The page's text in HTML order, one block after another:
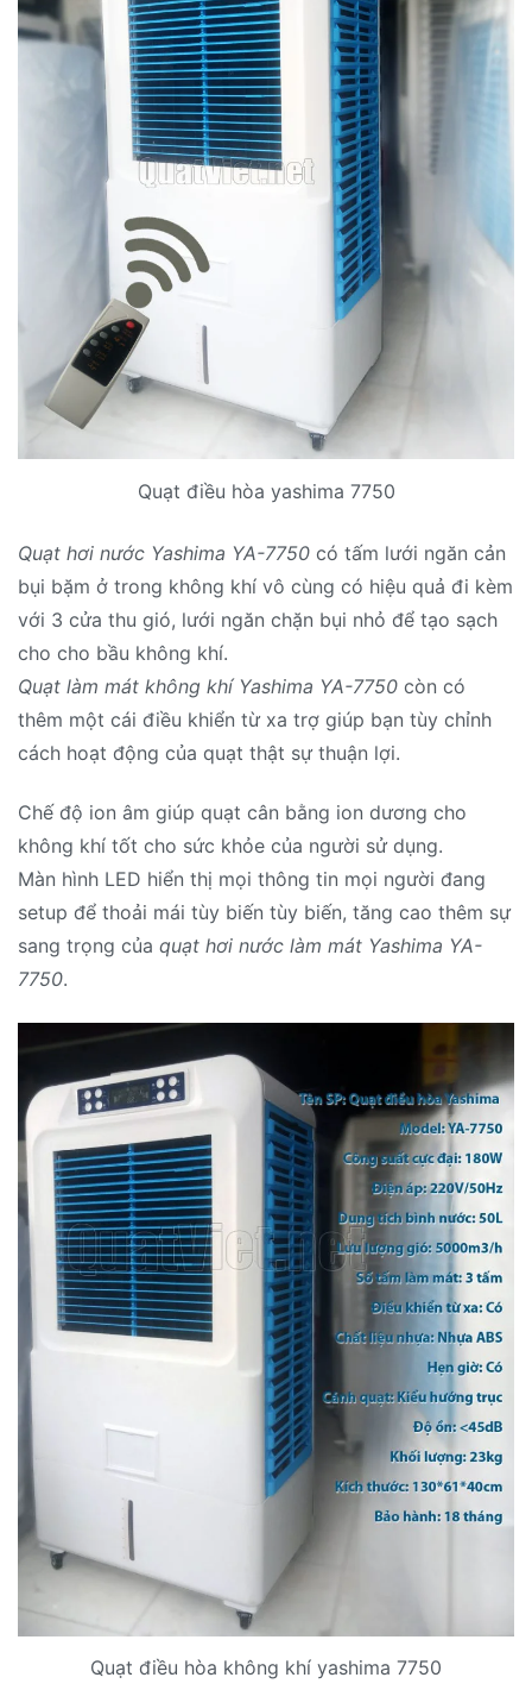
Quạt điều hòa yashima 7750
Quạt hơi nước Yashima YA-7750 có tấm lưới ngăn cản
bụi bặm ở trong không khí vô cùng có hiệu quả đi kèm
với 3 cửa thu gió, lưới ngăn chặn bụi nhỏ để tạo sạch
cho cho bầu không khí.
Quạt làm mát không khí Yashima YA-7750 còn có
thêm một cái điều khiển từ xa trợ giúp bạn tùy chỉnh
cách hoạt động của quạt thật sự thuận lợi.
Chế độ ion âm giúp quạt cân bằng ion dương cho
không khí tốt cho sức khỏe của người sử dụng.
Màn hình LED hiển thị mọi thông tin mọi người đang
setup để thoải mái tùy biến tùy biến, tăng cao thêm sự
sang trọng của quạt hơi nước làm mát Yashima YA-
7750.
Quạt điều hòa không khí yashima 7750